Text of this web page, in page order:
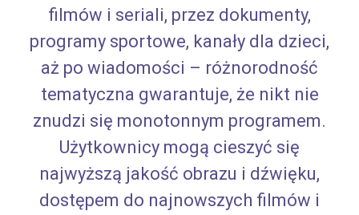
filmów i seriali, przez dokumenty,
programy sportowe, kanały dla dzieci,
aż po wiadomości – różnorodność
tematyczna gwarantuje, że nikt nie
znudzi się monotonnym programem.
Użytkownicy mogą cieszyć się
najwyższą jakość obrazu i dźwięku,
dostępem do najnowszych filmów i